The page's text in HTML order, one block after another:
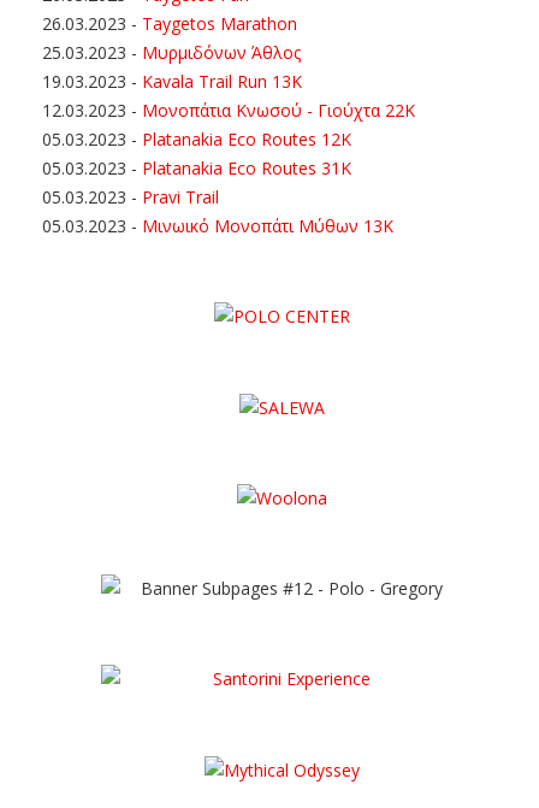
26.03.2023 - Taygetos Marathon
25.03.2023 - Μυρμιδόνων Άθλος
19.03.2023 - Kavala Trail Run 13K
12.03.2023 - Μονοπάτια Κνωσού - Γιούχτα 22Κ
05.03.2023 - Platanakia Eco Routes 12K
05.03.2023 - Platanakia Eco Routes 31K
05.03.2023 - Pravi Trail
05.03.2023 - Μινωικό Μονοπάτι Μύθων 13Κ